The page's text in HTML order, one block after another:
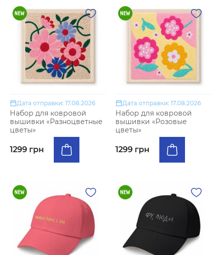
Дата отправки: 17.08.2026
Набор для ковровой
вышивки «Разноцветные
цветы»
1299 грн
Дата отправки: 17.08.2026
Набор для ковровой
вышивки «Розовые
цветы»
1299 грн